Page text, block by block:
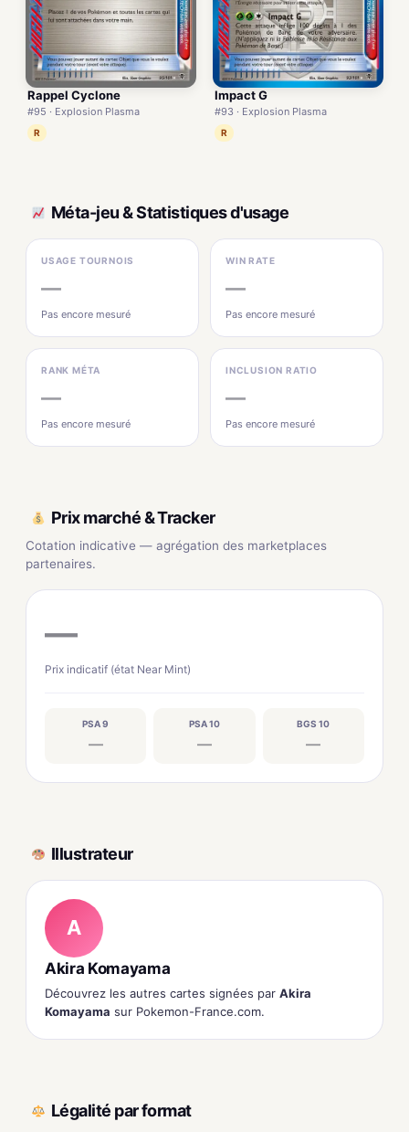
Rappel Cyclone
#95 · Explosion Plasma
R
Impact G
#93 · Explosion Plasma
R
Méta-jeu & Statistiques d'usage
USAGE TOURNOIS
—
Pas encore mesuré
WIN RATE
—
Pas encore mesuré
RANK MÉTA
—
Pas encore mesuré
INCLUSION RATIO
—
Pas encore mesuré
Prix marché & Tracker
Cotation indicative — agrégation des marketplaces
partenaires.
—
Prix indicatif (état Near Mint)
PSA 9
—
PSA 10
—
BGS 10
—
Illustrateur
A
Akira Komayama
Découvrez les autres cartes signées par Akira
Komayama sur Pokemon-France.com.
Légalité par format